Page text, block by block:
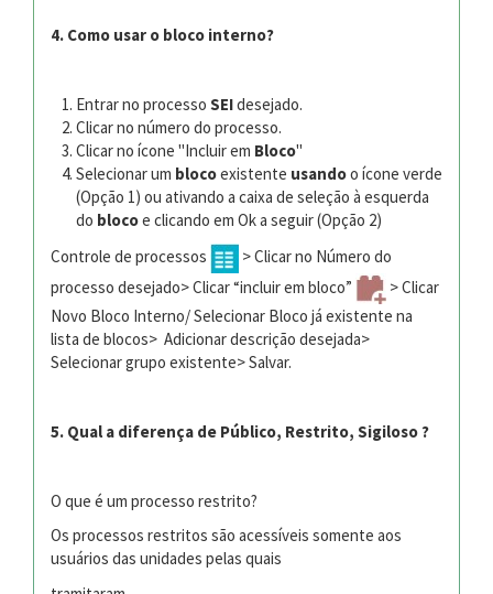
4. Como usar o bloco interno?
Entrar no processo SEIdesejado.
Clicar no número do processo.
Clicar no ícone "Incluir em Bloco"
Selecionar um blocoexistente usandoo ícone verde
(Opção 1) ou ativando a caixa de seleção à esquerda
do blocoe clicando em Ok a seguir (Opção 2)
Controle de processos
> Clicar no Número do
processo desejado> Clicar “incluir em bloco”
> Clicar
Novo Bloco Interno/ Selecionar Bloco já existente na
lista de blocos> Adicionar descrição desejada>
Selecionar grupo existente> Salvar.
5. Qual a diferença de Público, Restrito, Sigiloso ?
O que é um processo restrito?
Os processos restritos são acessíveis somente aos
usuários das unidades pelas quais